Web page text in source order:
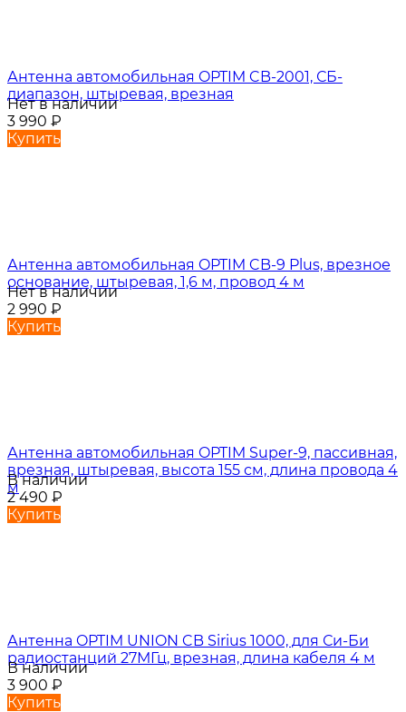
Антенна автомобильная OPTIM CB-2001, СБ-
диапазон, штыревая, врезная
Нет в наличии
3 990 ₽
Купить
Антенна автомобильная OPTIM CB-9 Plus, врезное
основание, штыревая, 1,6 м, провод 4 м
Нет в наличии
2 990 ₽
Купить
Антенна автомобильная OPTIM Super-9, пассивная,
врезная, штыревая, высота 155 см, длина провода 4
м
В наличии
2 490 ₽
Купить
Антенна OPTIM UNION CB Sirius 1000, для Си-Би
радиостанций 27МГц, врезная, длина кабеля 4 м
В наличии
3 900 ₽
Купить